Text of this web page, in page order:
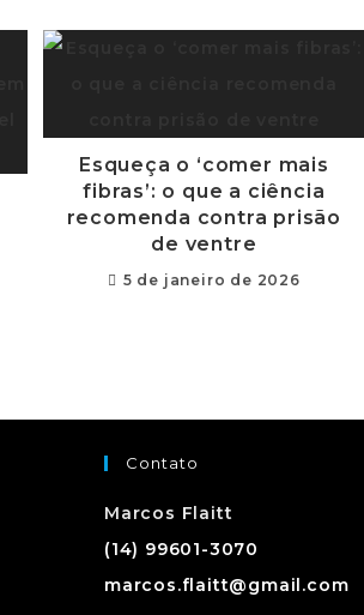
Esqueça o ‘comer mais
fibras’: o que a ciência
recomenda contra prisão
de ventre
5 de janeiro de 2026
Contato
Marcos Flaitt
(14) 99601-3070
marcos.flaitt@gmail.com